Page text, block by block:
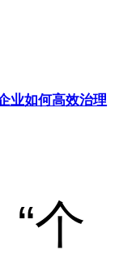
业如何高效治理
个